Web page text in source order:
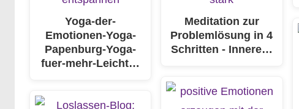
Yoga-der-
Emotionen-Yoga-
Papenburg-Yoga-
fuer-mehr-Leicht…
Meditation zur
Problemlösung in 4
Schritten - Innere…